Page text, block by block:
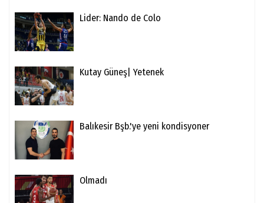
Lider: Nando de Colo
Kutay Güneş| Yetenek
Balıkesir Bşb.'ye yeni kondisyoner
Olmadı